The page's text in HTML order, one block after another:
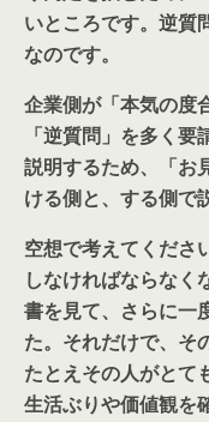
いところです。逆質
なのです。
企業側が「本気の度
「逆質問」を多く
説明するため、「お
ける側と、する側で
空想で考えてくださ
しなければならなく
書を見て、さらに一
た。それだけで、そ
たとえその人がとて
生活ぶりや価値観を